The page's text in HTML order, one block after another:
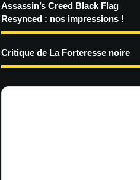
Assassin’s Creed Black Flag
Resynced : nos impressions !
Critique de La Forteresse noire